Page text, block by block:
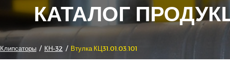
КАТАЛОГ
Клипсаторы / КН-32 / Втулка КЦ31.01.03.101